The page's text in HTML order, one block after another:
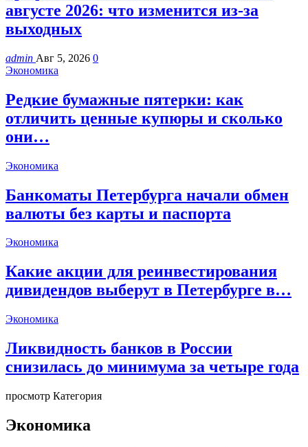
августе 2026: что изменится из-за
выходных
admin Авг 5, 2026 0
Экономика
Редкие бумажные пятерки: как
отличить ценные купюры и сколько
они…
Экономика
Банкоматы Петербурга начали обмен
валюты без карты и паспорта
Экономика
Какие акции для реинвестирования
дивидендов выберут в Петербурге в…
Экономика
Ликвидность банков в России
снизилась до минимума за четыре года
просмотр Категория
Экономика